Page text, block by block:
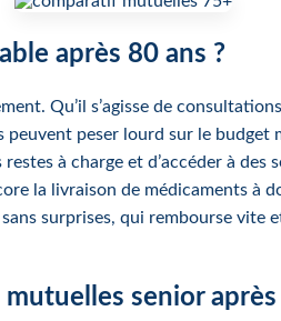
après 80 ans ?
Qu’il s’agisse de
peser lourd sur le
à charge et d’accéder à
la livraison de médicaments à
surprises, qui rembourse vite
senior après